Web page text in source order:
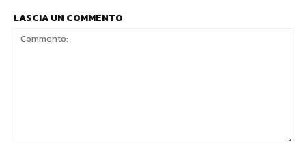
LASCIA UN COMMENTO